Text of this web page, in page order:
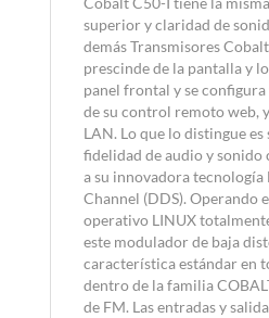
superior y claridad de
demás Transmisores
prescinde de la pantalla y
panel frontal y se
de su control remoto web,
LAN. Lo que lo distingue es
fidelidad de audio y
a su innovadora
Channel (DDS). Operando
operativo LINUX
este modulador de baja
característica estándar en
dentro de la familia
de FM. Las entradas y